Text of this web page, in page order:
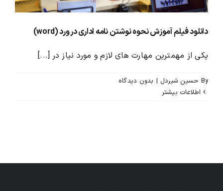
درباره ما و تماس با ما
دانلود فیلم آموزش نحوه نوشتن نامه اداری در ورد (word)
یکی از مهمترین مهارت های لازم و مورد نیاز در [...]
By حسین شیردل | بدون ديدگاه
اطلاعات بیشتر